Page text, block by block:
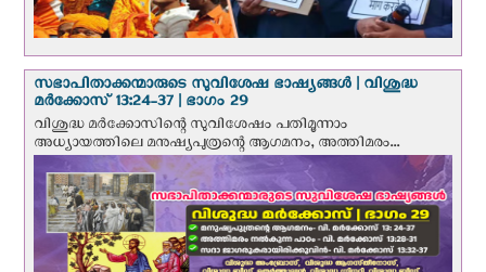
സഭാപിതാക്കന്മാരുടെ സുവിശേഷ ഭാഷ്യങ്ങള്‍ | വിശുദ്ധ
മര്‍ക്കോസ് 13:24-37 | ഭാഗം 29
വിശുദ്ധ മര്‍ക്കോസിന്റെ സുവിശേഷം പതിമൂന്നാം
അധ്യായത്തിലെ മനുഷ്യപുത്രന്റെ ആഗമനം, അത്തിമരം...